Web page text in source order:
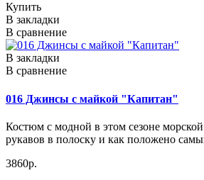
Купить
В закладки
В сравнение
В закладки
В сравнение
016 Джинсы с майкой "Капитан"
Костюм с модной в этом сезоне
рукавов в полоску и как положено
3860р.